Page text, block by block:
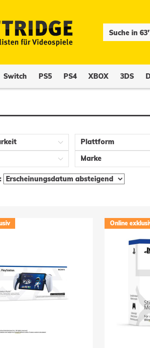
Switch PS5 PS4 XBOX 3DS
Plattform
Marke
Online